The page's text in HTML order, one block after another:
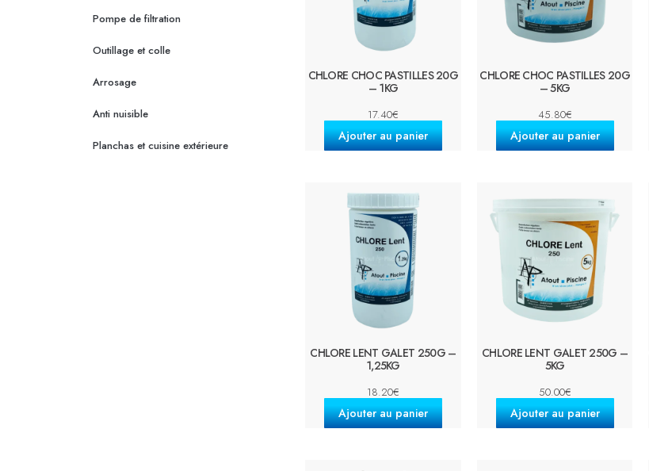
Pompe de filtration
Outillage et colle
Arrosage
Anti nuisible
Planchas et cuisine extérieure
CHLORE CHOC PASTILLES 20G
– 1KG
17.40€
Ajouter au panier
CHLORE CHOC PASTILLES 20G
– 5KG
45.80€
Ajouter au panier
CHLORE LENT GALET 250G –
1,25KG
18.20€
Ajouter au panier
CHLORE LENT GALET 250G –
5KG
50.00€
Ajouter au panier